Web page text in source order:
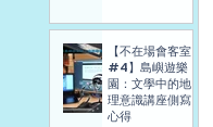
【不在場會客室
#4】島嶼遊樂
園：文學中的地
理意識講座側寫
心得